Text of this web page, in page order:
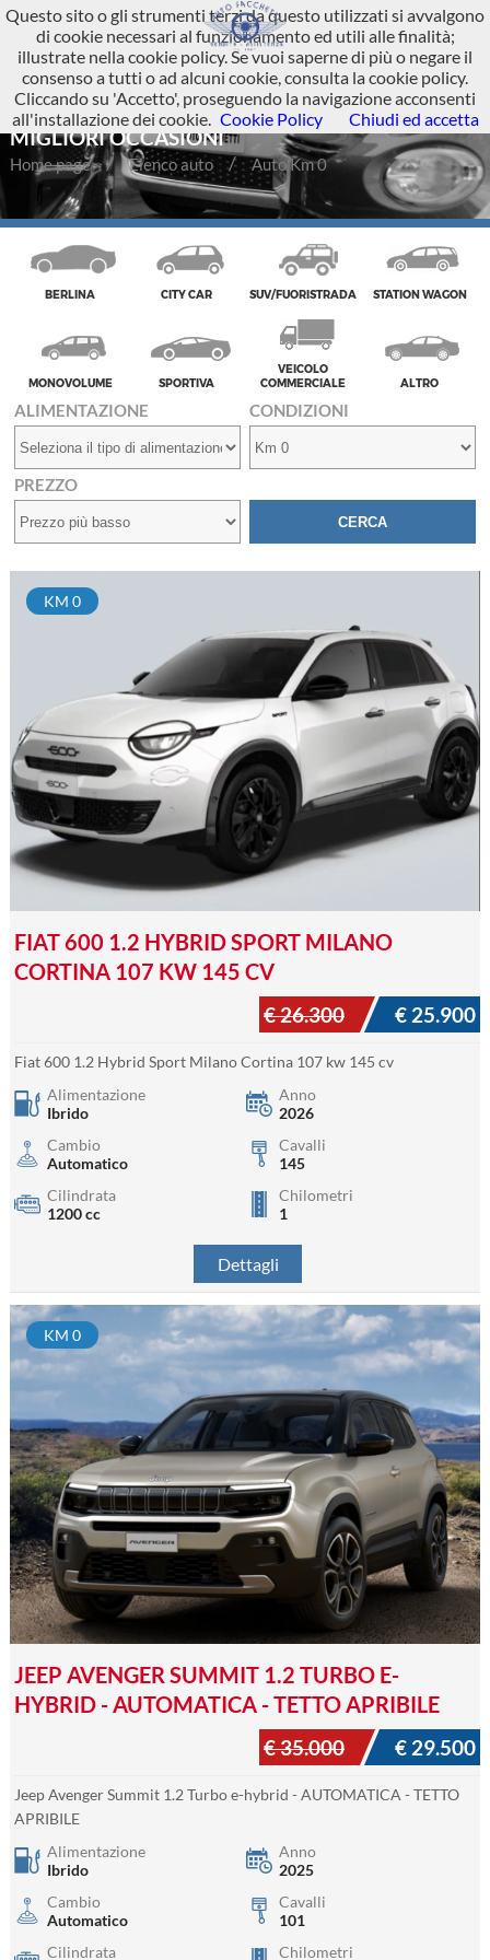
AUTO KM 0 A BERGAMO E DINTORNI - LE
MIGLIORI OCCASIONI
Home page Elenco auto Auto Km 0
BERLINA CITY CAR SUV/FUORISTRADA STATION WAGON
MONOVOLUME SPORTIVA
VEICOLO
COMMERCIALE
ALTRO
ALIMENTAZIONE CONDIZIONI
PREZZO
KM 0
FIAT 600 1.2 HYBRID SPORT MILANO
CORTINA 107 KW 145 CV
€ 25.900
€ 26.300
Fiat 600 1.2 Hybrid Sport Milano Cortina 107 kw 145 cv
Alimentazione
Ibrido
Anno
2026
Cambio
Automatico
Cavalli
145
Cilindrata
1200 cc
Chilometri
1
Dettagli
KM 0
JEEP AVENGER SUMMIT 1.2 TURBO E-
HYBRID - AUTOMATICA - TETTO APRIBILE
€ 29.500
€ 35.000
Jeep Avenger Summit 1.2 Turbo e-hybrid - AUTOMATICA - TETTO
APRIBILE
Alimentazione
Ibrido
Anno
2025
Cambio
Automatico
Cavalli
101
Cilindrata
Chilometri
Questo sito o gli strumenti terzi da questo utilizzati si avvalgono
di cookie necessari al funzionamento ed utili alle finalità;
illustrate nella cookie policy. Se vuoi saperne di più o negare il
consenso a tutti o ad alcuni cookie, consulta la cookie policy.
Cliccando su 'Accetto', proseguendo la navigazione acconsenti
all'installazione dei cookie. Cookie Policy Chiudi ed accetta